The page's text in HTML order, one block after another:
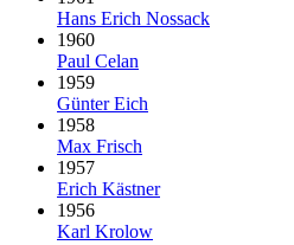
Hans Erich Nossack
1960
Paul Celan
1959
Günter Eich
1958
Max Frisch
1957
Erich Kästner
1956
Karl Krolow